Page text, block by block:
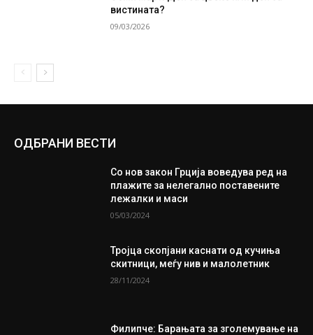
вистината?
09/03/2026
ОДБРАНИ ВЕСТИ
Со нов закон Грција воведува ред на
плажите за нелегално поставените
лежалки и маси
05/03/2024
Тројца скопјани каснати од кучиња
скитници, меѓу нив и малолетник
28/11/2024
Филипче: Барањата за зголемување на